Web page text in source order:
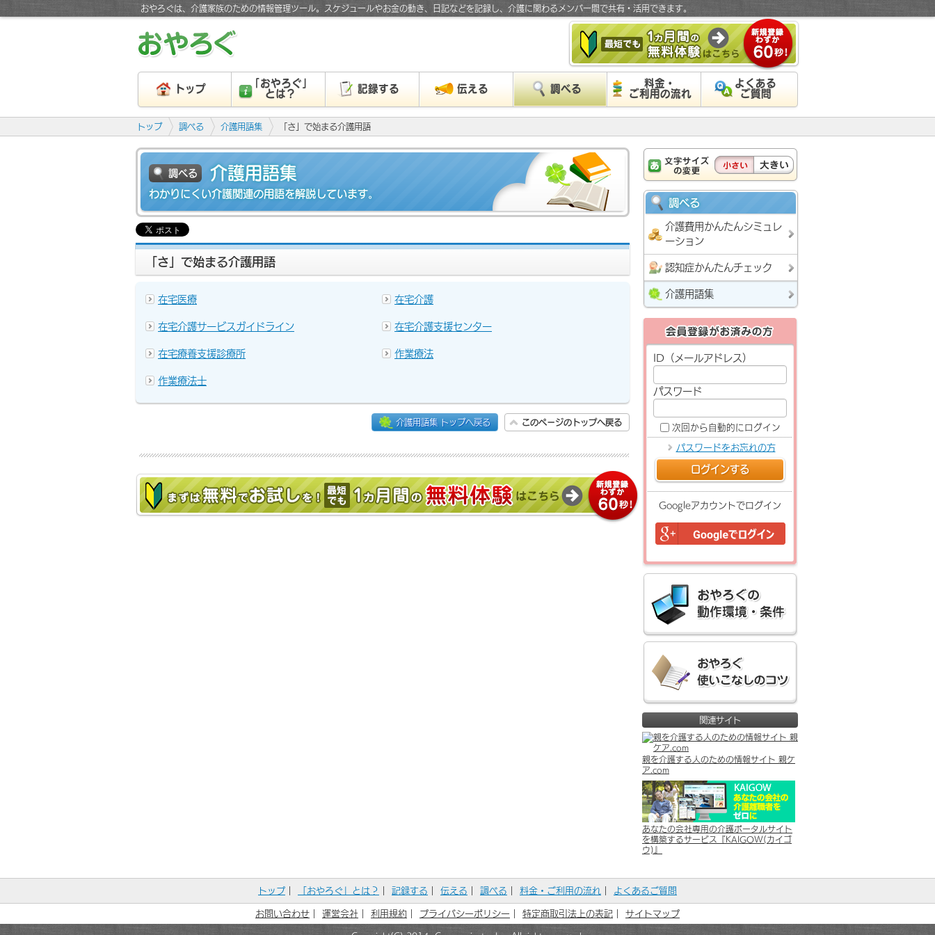
おやろぐは、介護家族のための情報管理ツール。スケジュールやお金の動き、日記などを記録し、介護に関わるメンバー間で共有・活用できます。
トップ
「おやろぐ」
とは？
記録する 伝える 調べる
料金・
ご利用の流れ
よくある
ご質問
トップ 調べる 介護用語集 「さ」で始まる介護用語
調べる 介護用語集
わかりにくい介護関連の用語を解説しています。
「さ」で始まる介護用語
在宅医療 在宅介護
在宅介護サービスガイドライン 在宅介護支援センター
在宅療養支援診療所 作業療法
作業療法士
介護用語集 トップへ戻る このページのトップへ戻る
調べる
介護費用かんたんシミュレ
ーション
認知症かんたんチェック
介護用語集
ID（メールアドレス）
パスワード
次回から自動的にログイン
パスワードをお忘れの方
ログインする
Googleアカウントでログイン
関連サイト
親を介護する人のための情報サイト 親ケ
ア.com
あなたの会社専用の介護ポータルサイト
を構築するサービス『KAIGOW(カイゴ
ウ)』
トップ 「おやろぐ」とは？ 記録する 伝える 調べる 料金・ご利用の流れ よくあるご質問
お問い合わせ 運営会社 利用規約 プライバシーポリシー 特定商取引法上の表記 サイトマップ